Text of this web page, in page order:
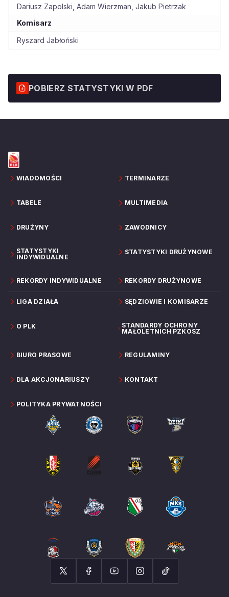
Dariusz Zapolski Adam Wierzman Jakub Pietrzak
Komisarz
Ryszard Jabłoński
POBIERZ STATYSTYKI W PDF
WIADOMOŚCI TERMINARZE
TABELE MULTIMEDIA
DRUŻYNY ZAWODNICY
STATYSTYKI
INDYWIDUALNE
STATYSTYKI DRUŻYNOWE
REKORDY INDYWIDUALNE REKORDY DRUŻYNOWE
LIGA DZIAŁA SĘDZIOWIE I KOMISARZE
O PLK
STANDARDY OCHRONY
MAŁOLETNICH PZKOSZ
BIURO PRASOWE REGULAMINY
DLA AKCJONARIUSZY KONTAKT
POLITYKA PRYWATNOŚCI